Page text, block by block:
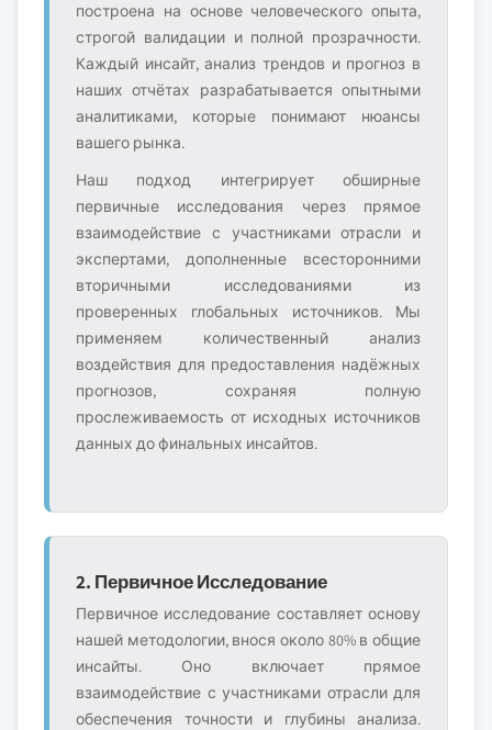
построена на основе человеческого опыта,
строгой валидации и полной прозрачности.
Каждый инсайт, анализ трендов и прогноз в
наших отчётах разрабатывается опытными
аналитиками, которые понимают нюансы
вашего рынка.
Наш подход интегрирует обширные
первичные исследования через прямое
взаимодействие с участниками отрасли и
экспертами, дополненные всесторонними
вторичными исследованиями из
проверенных глобальных источников. Мы
применяем количественный анализ
воздействия для предоставления надёжных
прогнозов, сохраняя полную
прослеживаемость от исходных источников
данных до финальных инсайтов.
2. Первичное Исследование
Первичное исследование составляет основу
нашей методологии, внося около 80% в общие
инсайты. Оно включает прямое
взаимодействие с участниками отрасли для
обеспечения точности и глубины анализа.